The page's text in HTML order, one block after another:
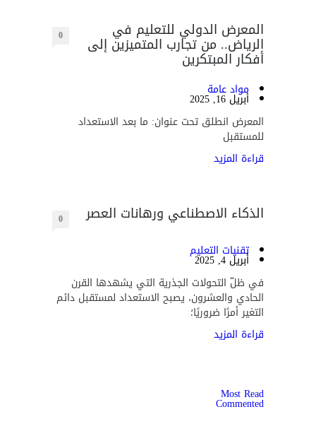
المعرض الدولي للتعليم في
الرياض.. من تجارب المتميزين إلى
أفكار المبتكرين
0
مواد عامة
أبريل 16, 2025
المعرض انطلق تحت عنوان: ما بعد الاستعداد
للمستقبل
قراءة المزيد
الذكاء الاصطناعي ورهانات العصر 0
تقنيات التعليم
أبريل 4, 2025
في ظلّ التحولات الجذرية التي يشهدها القرن
الحادي والعشرون، يصبح الاستعداد لمستقبل دائم
التغير أمرًا ضروريًا؛
قراءة المزيد
Most Read
Commented